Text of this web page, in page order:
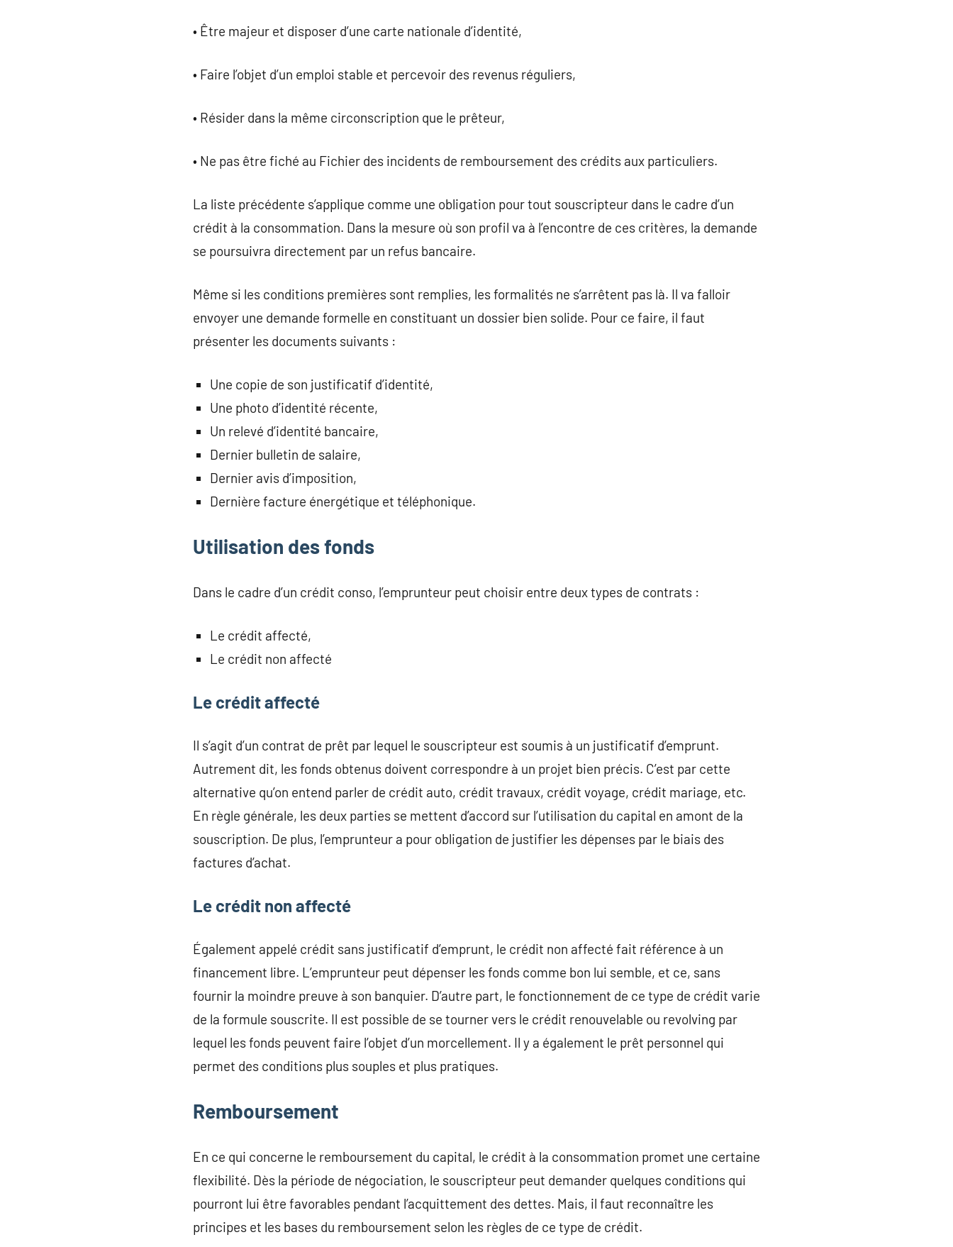
• Être majeur et disposer d’une carte nationale d’identité,
• Faire l’objet d’un emploi stable et percevoir des revenus réguliers,
• Résider dans la même circonscription que le prêteur,
• Ne pas être fiché au Fichier des incidents de remboursement des crédits aux particuliers.
La liste précédente s’applique comme une obligation pour tout souscripteur dans le cadre d’un
crédit à la consommation. Dans la mesure où son profil va à l’encontre de ces critères, la demande
se poursuivra directement par un refus bancaire.
Même si les conditions premières sont remplies, les formalités ne s’arrêtent pas là. Il va falloir
envoyer une demande formelle en constituant un dossier bien solide. Pour ce faire, il faut
présenter les documents suivants :
Une copie de son justificatif d’identité,
Une photo d’identité récente,
Un relevé d’identité bancaire,
Dernier bulletin de salaire,
Dernier avis d’imposition,
Dernière facture énergétique et téléphonique.
Utilisation des fonds
Dans le cadre d’un crédit conso, l’emprunteur peut choisir entre deux types de contrats :
Le crédit affecté,
Le crédit non affecté
Le crédit affecté
Il s’agit d’un contrat de prêt par lequel le souscripteur est soumis à un justificatif d’emprunt.
Autrement dit, les fonds obtenus doivent correspondre à un projet bien précis. C’est par cette
alternative qu’on entend parler de crédit auto, crédit travaux, crédit voyage, crédit mariage, etc.
En règle générale, les deux parties se mettent d’accord sur l’utilisation du capital en amont de la
souscription. De plus, l’emprunteur a pour obligation de justifier les dépenses par le biais des
factures d’achat.
Le crédit non affecté
Également appelé crédit sans justificatif d’emprunt, le crédit non affecté fait référence à un
financement libre. L’emprunteur peut dépenser les fonds comme bon lui semble, et ce, sans
fournir la moindre preuve à son banquier. D’autre part, le fonctionnement de ce type de crédit varie
de la formule souscrite. Il est possible de se tourner vers le crédit renouvelable ou revolving par
lequel les fonds peuvent faire l’objet d’un morcellement. Il y a également le prêt personnel qui
permet des conditions plus souples et plus pratiques.
Remboursement
En ce qui concerne le remboursement du capital, le crédit à la consommation promet une certaine
flexibilité. Dès la période de négociation, le souscripteur peut demander quelques conditions qui
pourront lui être favorables pendant l’acquittement des dettes. Mais, il faut reconnaître les
principes et les bases du remboursement selon les règles de ce type de crédit.